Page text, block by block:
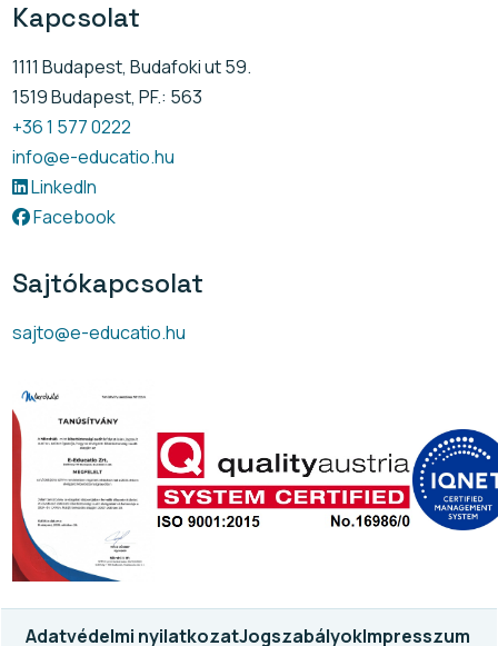
Kapcsolat
1111 Budapest, Budafoki ut 59.
1519 Budapest, PF.: 563
+36 1 577 0222
info@e-educatio.hu
LinkedIn
Facebook
Sajtókapcsolat
sajto@e-educatio.hu
Adatvédelmi nyilatkozatJogszabályokImpresszum